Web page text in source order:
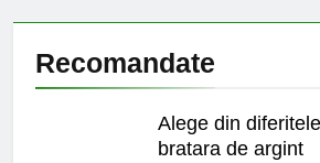
Recomandate
Alege din
bratara de argint